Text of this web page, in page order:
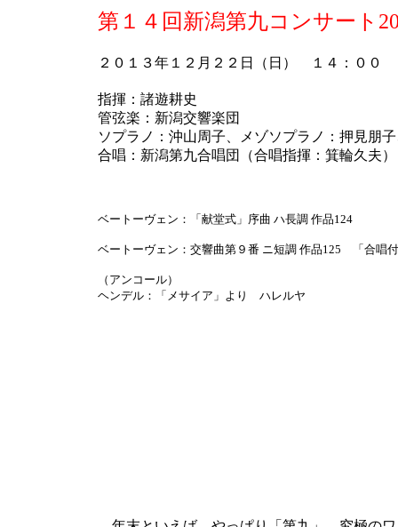
第１４回新潟第九コンサート
２０１３年１２月２２日（日） １４：０
指揮：諸遊耕史
管弦楽：新潟交響楽団
ソプラノ：沖山周子、メゾソプラノ：押見朋
合唱：新潟第九合唱団（合唱指揮：箕輪久夫）
ベートーヴェン：「献堂式」序曲 ハ長調 作品124
ベートーヴェン：交響曲第９番 ニ短調 作品125 「合唱
（アンコール）
ヘンデル：「メサイア」より ハレルヤ